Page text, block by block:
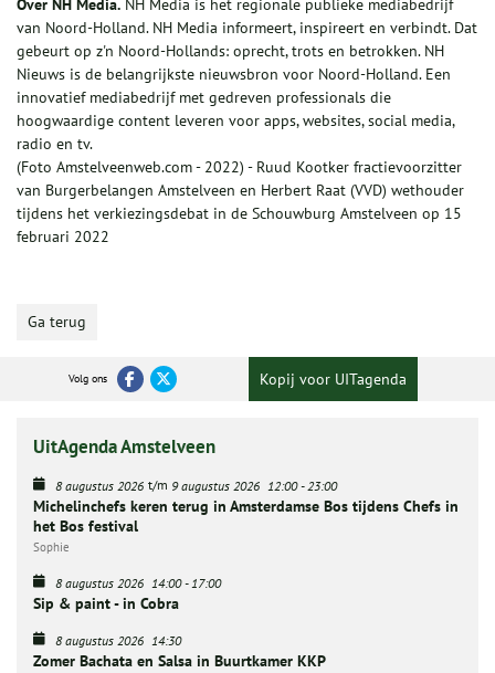
Over NH Media. NH Media is het regionale publieke mediabedrijf
van Noord-Holland. NH Media informeert, inspireert en verbindt. Dat
gebeurt op z'n Noord-Hollands: oprecht, trots en betrokken. NH
Nieuws is de belangrijkste nieuwsbron voor Noord-Holland. Een
innovatief mediabedrijf met gedreven professionals die
hoogwaardige content leveren voor apps, websites, social media,
radio en tv.
(Foto Amstelveenweb.com - 2022) - Ruud Kootker fractievoorzitter
van Burgerbelangen Amstelveen en Herbert Raat (VVD) wethouder
tijdens het verkiezingsdebat in de Schouwburg Amstelveen op 15
februari 2022
Ga terug
Volg ons Kopij voor UITagenda
UitAgenda Amstelveen
8 augustus 2026 t/m 9 augustus 2026 12:00-23:00
Michelinchefs keren terug in Amsterdamse Bos tijdens Chefs in
het Bos festival
Sophie
8 augustus 2026 14:00-17:00
Sip & paint - in Cobra
8 augustus 2026 14:30
Zomer Bachata en Salsa in Buurtkamer KKP